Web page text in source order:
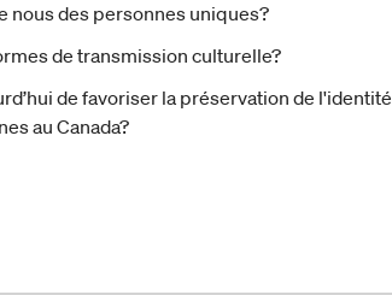
nous des personnes uniques?
de transmission culturelle?
de favoriser la préservation de l'identité
au Canada?